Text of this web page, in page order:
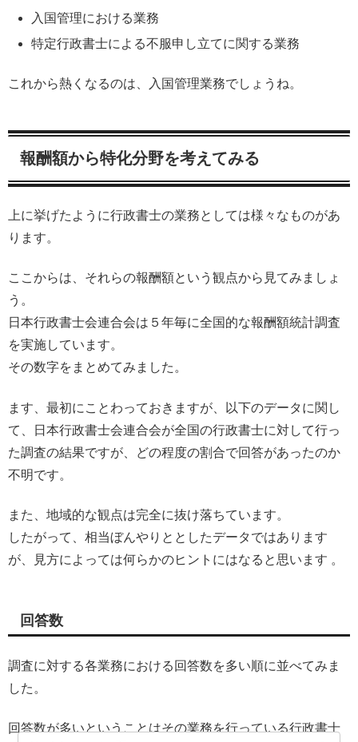
入国管理における業務
特定行政書士による不服申し立てに関する業務
これから熱くなるのは、入国管理業務でしょうね。
報酬額から特化分野を考えてみる
上に挙げたように行政書士の業務としては様々なものがあ
ります。
ここからは、それらの報酬額という観点から見てみましょ
う。
日本行政書士会連合会は５年毎に全国的な報酬額統計調査
を実施しています。
その数字をまとめてみました。
ます、最初にことわっておきますが、以下のデータに関し
て、日本行政書士会連合会が全国の行政書士に対して行っ
た調査の結果ですが、どの程度の割合で回答があったのか
不明です。
また、地域的な観点は完全に抜け落ちています。
したがって、相当ぼんやりととしたデータではあります
が、見方によっては何らかのヒントにはなると思います 。
回答数
調査に対する各業務における回答数を多い順に並べてみま
した。
回答数が多いということはその業務を行っている行政書士